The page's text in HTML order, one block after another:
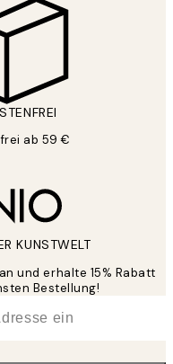
ab 59 €
KUNSTWELT
und erhalte 15% Rabatt
Bestellung!